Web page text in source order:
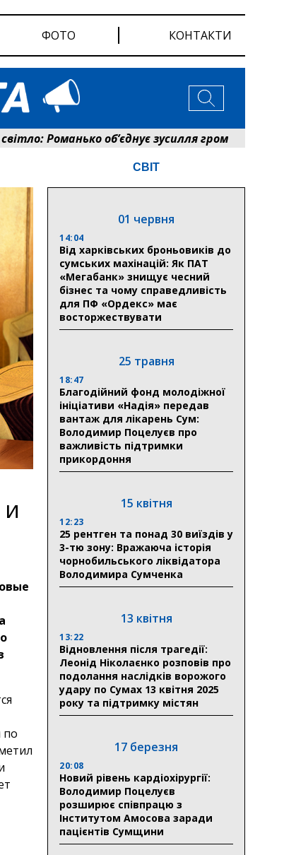
ФОТО КОНТАКТИ
Романько об’єднує зусилля громади та
по
СВІТ
01 червня
14:04
Від харківських броньовиків до
сумських махінацій: Як ПАТ
«Мегабанк» знищує чесний
бізнес та чому справедливість
для ПФ «Ордекс» має
восторжествувати
25 травня
18:47
Благодійний фонд молодіжної
ініціативи «Надія» передав
вантаж для лікарень Сум:
Володимир Поцелуєв про
важливість підтримки
прикордоння
15 квітня
12:23
25 рентген та понад 30 виїздів у
3-тю зону: Вражаюча історія
чорнобильського ліквідатора
Володимира Сумченка
13 квітня
13:22
Відновлення після трагедії:
Леонід Ніколаєнко розповів про
подолання наслідків ворожого
удару по Сумах 13 квітня 2025
року та підтримку містян
17 березня
20:08
Новий рівень кардіохірургії:
Володимир Поцелуєв
розширює співпрацю з
Інститутом Амосова заради
пацієнтів Сумщини